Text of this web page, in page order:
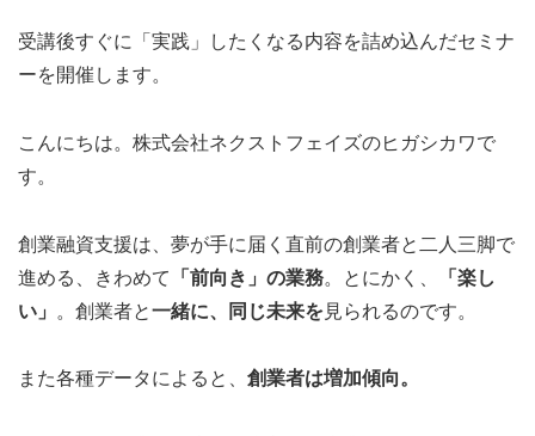
受講後すぐに「実践」したくなる内容を詰め込んだセミナ
ーを開催します。
こんにちは。株式会社ネクストフェイズのヒガシカワで
す。
創業融資支援は、夢が手に届く直前の創業者と二人三脚で
進める、きわめて
「前向き」の業務。とにかく、
「楽し
い」
。創業者と一緒に、同じ未来を 見られるのです。
また各種データによると、 創業者は増加傾向。